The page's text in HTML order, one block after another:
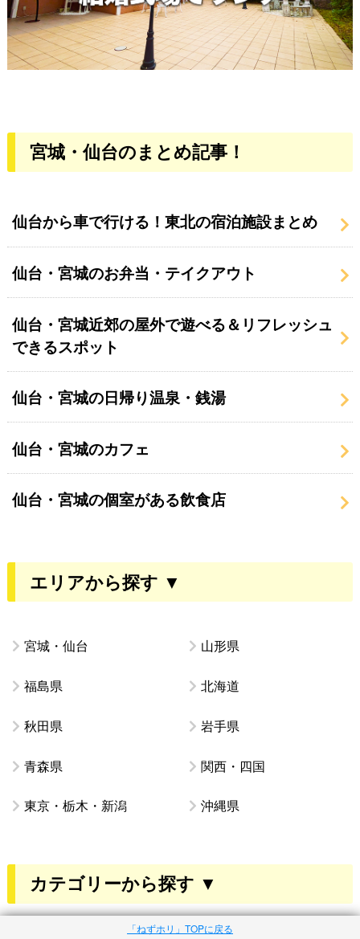
宮城・仙台のまとめ記事！
仙台から車で行ける！東北の宿泊施設まとめ
仙台・宮城のお弁当・テイクアウト
仙台・宮城近郊の屋外で遊べる＆リフレッシュ
できるスポット
仙台・宮城の日帰り温泉・銭湯
仙台・宮城のカフェ
仙台・宮城の個室がある飲食店
エリアから探す ▼
宮城・仙台 山形県
福島県 北海道
秋田県 岩手県
青森県 関西・四国
東京・栃木・新潟 沖縄県
カテゴリーから探す ▼
「ねずホリ」TOPに戻る